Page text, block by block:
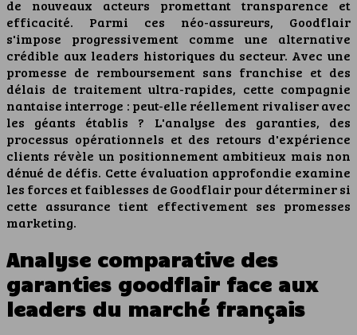
de nouveaux acteurs promettant transparence et
efficacité. Parmi ces néo-assureurs, Goodflair
s'impose progressivement comme une alternative
crédible aux leaders historiques du secteur. Avec une
promesse de remboursement sans franchise et des
délais de traitement ultra-rapides, cette compagnie
nantaise interroge : peut-elle réellement rivaliser avec
les géants établis ? L'analyse des garanties, des
processus opérationnels et des retours d'expérience
clients révèle un positionnement ambitieux mais non
dénué de défis. Cette évaluation approfondie examine
les forces et faiblesses de Goodflair pour déterminer si
cette assurance tient effectivement ses promesses
marketing.
Analyse comparative des
garanties goodflair face aux
leaders du marché français